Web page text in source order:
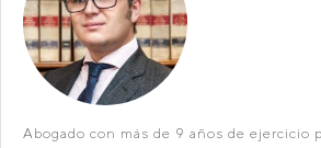
Abogado con más de 9 años de ejercicio